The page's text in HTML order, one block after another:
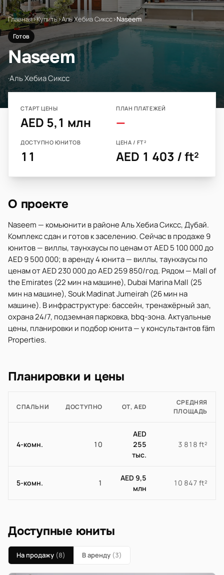
Главная›Купить›Аль Хебиа Сиксс›Naseem
Готов
Naseem
·Аль Хебиа Сиксс
СТАРТ ЦЕНЫ
AED 5,1 млн
ПЛАН ПЛАТЕЖЕЙ
—
ДОСТУПНО ЮНИТОВ
11
ЦЕНА / FT²
AED 1 403 / ft²
О проекте
Naseem — комьюнити в районе Аль Хебиа Сиксс, Дубай.
Комплекс сдан и готов к заселению. Сейчас в продаже 9
юнитов — виллы, таунхаусы по ценам от AED 5 100 000 до
AED 9 500 000; в аренду 4 юнита — виллы, таунхаусы по
ценам от AED 230 000 до AED 259 850/год. Рядом — Mall of
the Emirates (22 мин на машине), Dubai Marina Mall (25
мин на машине), Souk Madinat Jumeirah (26 мин на
машине). В инфраструктуре: бассейн, тренажёрный зал,
охрана 24/7, подземная парковка, bbq-зона. Актуальные
цены, планировки и подбор юнита — у консультантов fäm
Properties.
Планировки и цены
СПАЛЬНИ ДОСТУПНО ОТ, AED
СРЕДНЯЯ
ПЛОЩАДЬ
4-комн. 10
AED
255
тыс.
3 818 ft²
5-комн. 1
AED 9,5
млн
10 847 ft²
Доступные юниты
На продажу (8) В аренду (3)